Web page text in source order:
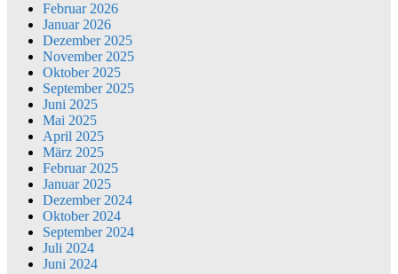
Februar 2026
Januar 2026
Dezember 2025
November 2025
Oktober 2025
September 2025
Juni 2025
Mai 2025
April 2025
März 2025
Februar 2025
Januar 2025
Dezember 2024
Oktober 2024
September 2024
Juli 2024
Juni 2024